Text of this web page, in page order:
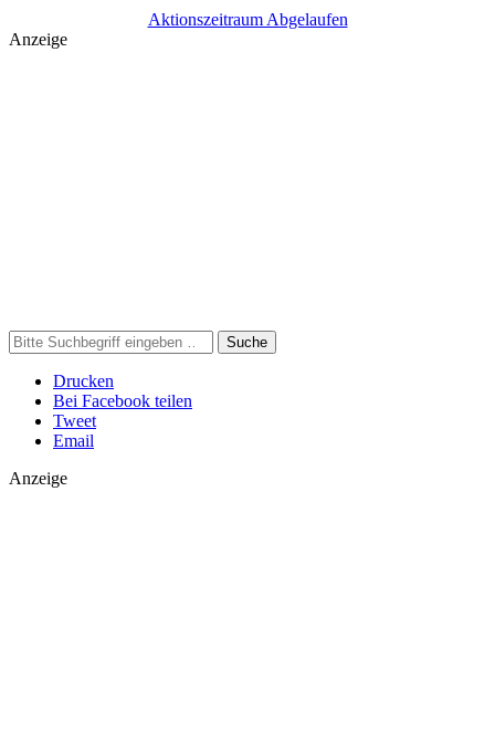
Aktionszeitraum Abgelaufen
Anzeige
Suche
Drucken
Bei Facebook teilen
Tweet
Email
Anzeige